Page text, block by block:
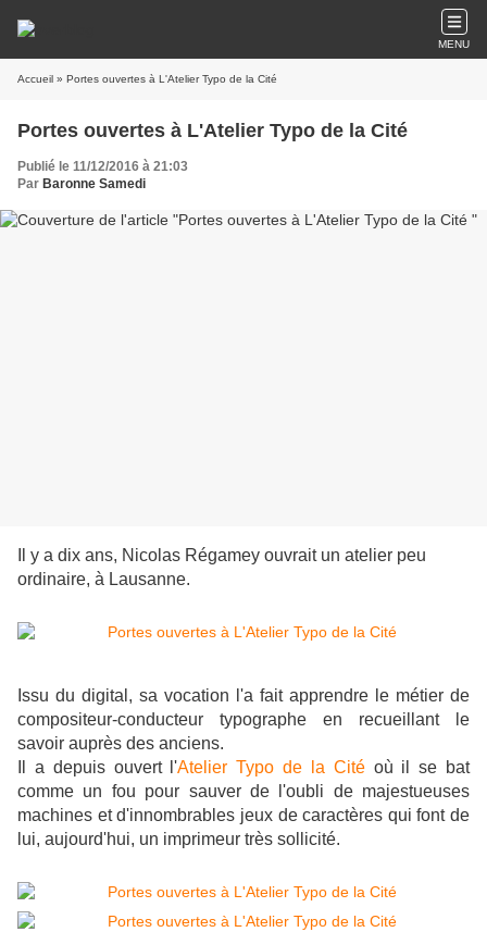
MENU
Accueil » Portes ouvertes à L'Atelier Typo de la Cité
Portes ouvertes à L'Atelier Typo de la Cité
Publié le 11/12/2016 à 21:03
Par Baronne Samedi
Il y a dix ans, Nicolas Régamey ouvrait un atelier peu
ordinaire, à Lausanne.
Issu du digital, sa vocation l'a fait apprendre le métier de
compositeur-conducteur typographe en recueillant le
savoir auprès des anciens.
Il a depuis ouvert l'Atelier Typo de la Citéoù il se bat
comme un fou pour sauver de l'oubli de majestueuses
machines et d'innombrables jeux de caractères qui font de
lui, aujourd'hui, un imprimeur très sollicité.